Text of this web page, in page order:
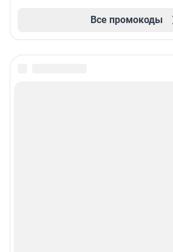
Все промокоды